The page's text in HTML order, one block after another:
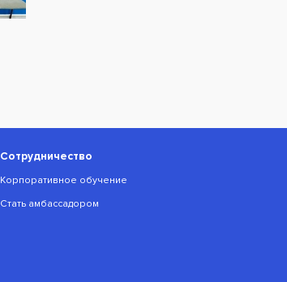
Сотрудничество
Корпоративное обучение
Стать амбассадором